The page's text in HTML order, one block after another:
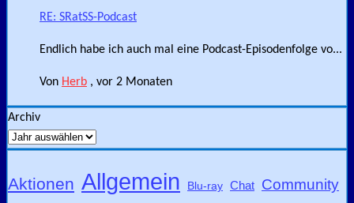
RE: SRatSS-Podcast
Endlich habe ich auch mal eine Podcast-Episodenfolge vo...
Von Herb , vor 2 Monaten
Archiv
Aktionen Allgemein Blu-ray Chat Community